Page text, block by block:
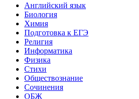
Английский язык
Биология
Химия
Подготовка к ЕГЭ
Религия
Информатика
Физика
Стихи
Обществознание
Сочинения
ОБЖ